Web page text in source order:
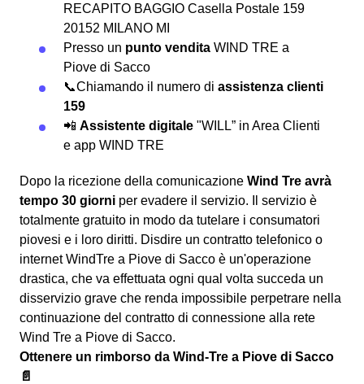
RECAPITO BAGGIO Casella Postale 159
20152 MILANO MI
Presso un punto vendita WIND TRE a
Piove di Sacco
📞Chiamando il numero di assistenza clienti
159
📲 Assistente digitale "WILL” in Area Clienti
e app WIND TRE
Dopo la ricezione della comunicazione Wind Tre avrà
tempo 30 giorni per evadere il servizio. Il servizio è
totalmente gratuito in modo da tutelare i consumatori
piovesi e i loro diritti. Disdire un contratto telefonico o
internet WindTre a Piove di Sacco è un'operazione
drastica, che va effettuata ogni qual volta succeda un
disservizio grave che renda impossibile perpetrare nella
continuazione del contratto di connessione alla rete
Wind Tre a Piove di Sacco.
Ottenere un rimborso da Wind-Tre a Piove di Sacco
📄